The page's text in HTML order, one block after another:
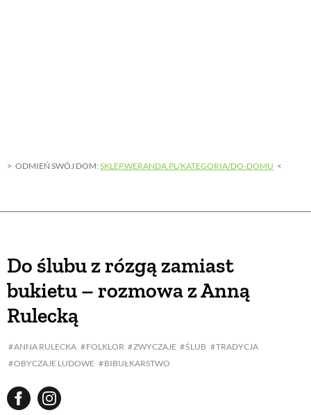
ODMIEŃ SWÓJ DOM: SKLEP.WERANDA.PL/KATEGORIA/DO-DOMU
Do ślubu z rózgą zamiast
bukietu – rozmowa z Anną
Rulecką
ANNA RULECKA FOLKLOR ZWYCZAJE ŚLUB
TRADYCJA
OBYCZAJE LUDOWE
BIBUŁKARSTWO